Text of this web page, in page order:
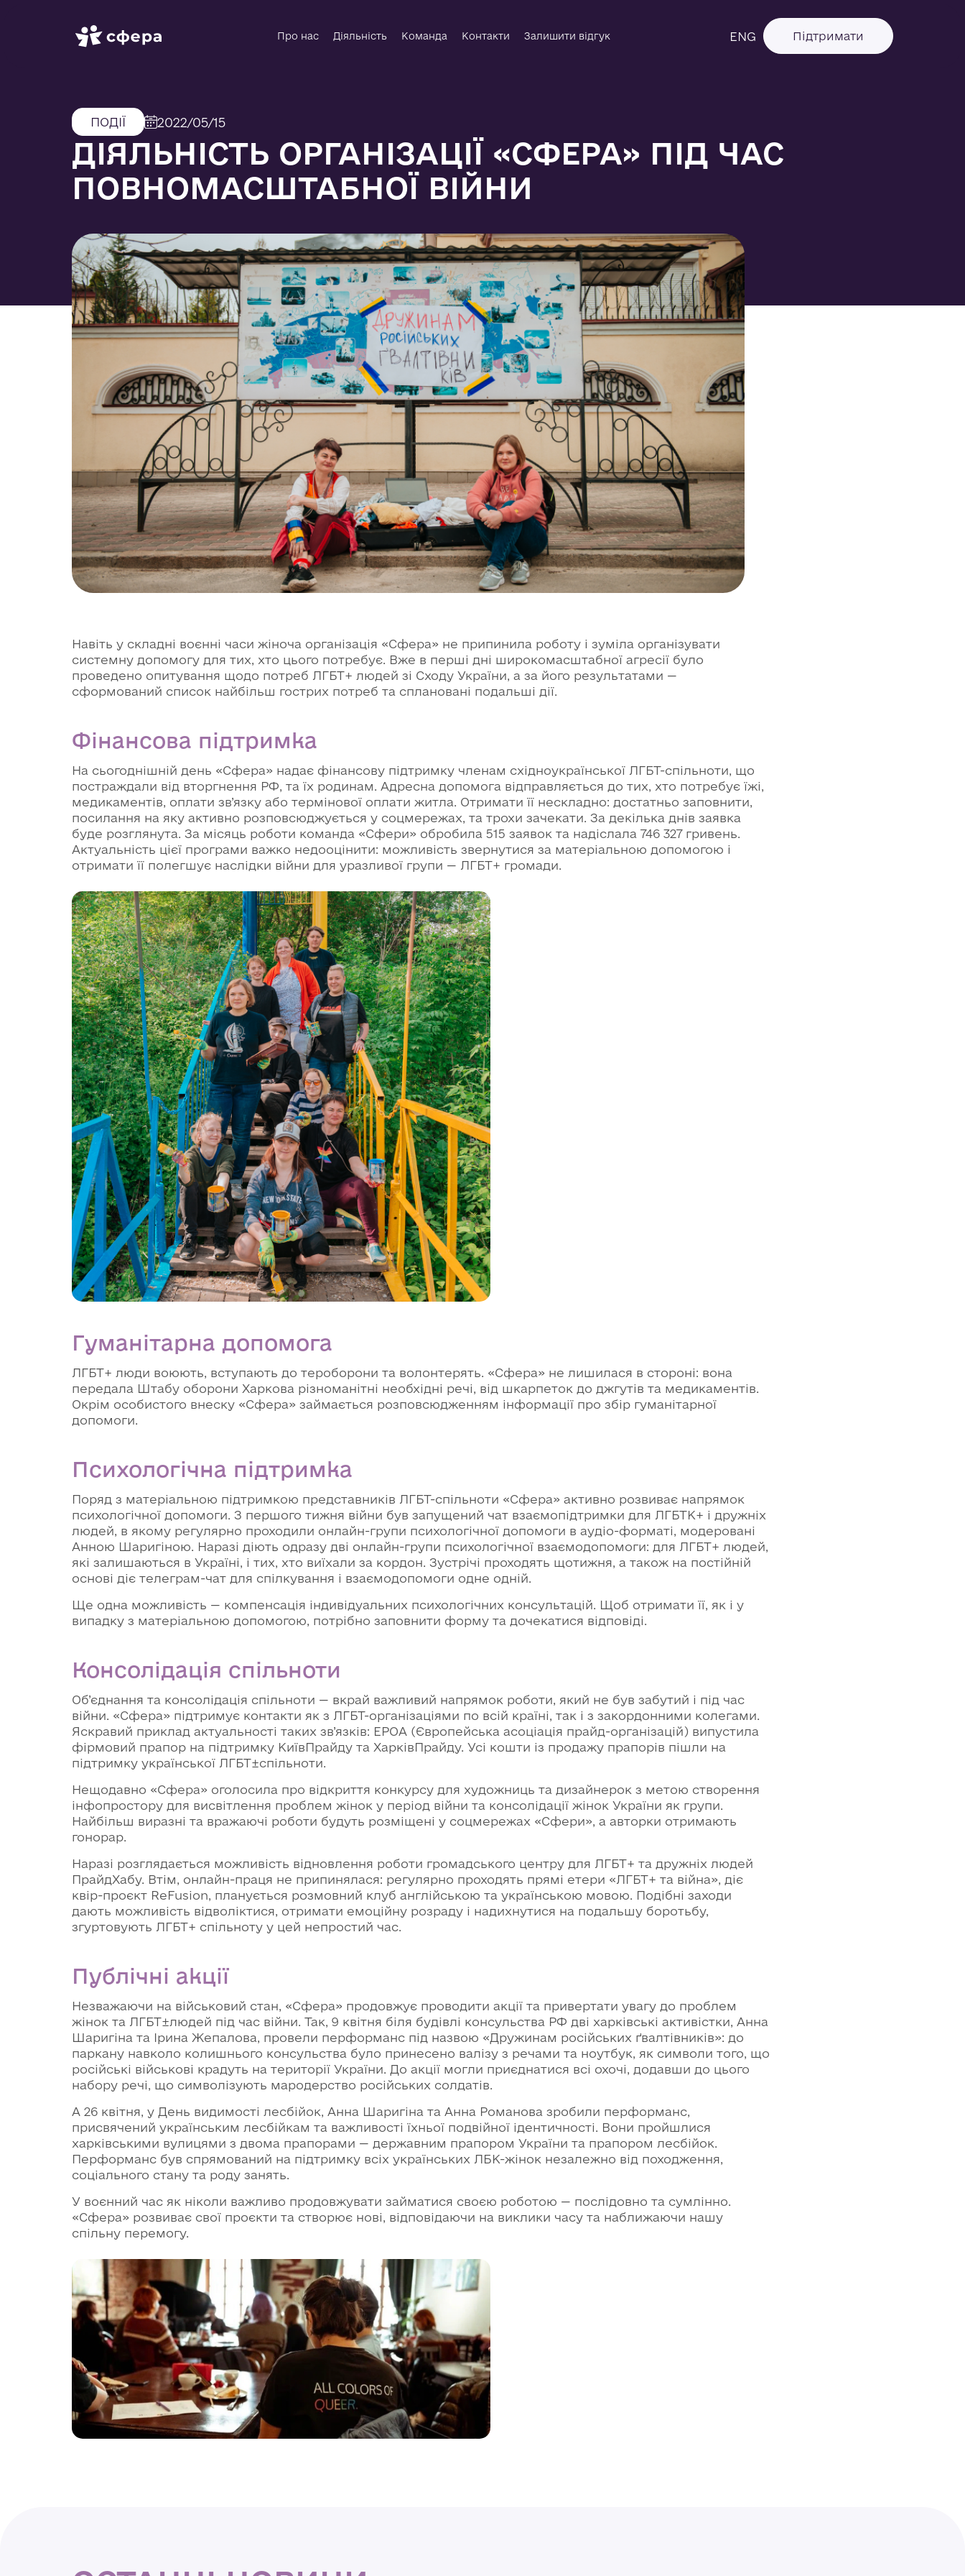
Про нас Діяльність Команда Контакти Залишити відгук ENG Підтримати
ПОДІЇ 2022/05/15
ДІЯЛЬНІСТЬ ОРГАНІЗАЦІЇ «СФЕРА» ПІД ЧАС
ПОВНОМАСШТАБНОЇ ВІЙНИ
Навіть у складні воєнні часи жіноча організація «Сфера» не припинила роботу і зуміла організувати
системну допомогу для тих, хто цього потребує. Вже в перші дні широкомасштабної агресії було
проведено опитування щодо потреб ЛГБТ+ людей зі Сходу України, а за його результатами —
сформований список найбільш гострих потреб та сплановані подальші дії.
Фінансова підтримка
На сьогоднішній день «Сфера» надає фінансову підтримку членам східноукраїнської ЛГБТ-спільноти, що
постраждали від вторгнення РФ, та їх родинам. Адресна допомога відправляється до тих, хто потребує їжі,
медикаментів, оплати зв’язку або термінової оплати житла. Отримати її нескладно: достатньо заповнити,
посилання на яку активно розповсюджується у соцмережах, та трохи зачекати. За декілька днів заявка
буде розглянута. За місяць роботи команда «Сфери» обробила 515 заявок та надіслала 746 327 гривень.
Актуальність цієї програми важко недооцінити: можливість звернутися за матеріальною допомогою і
отримати її полегшує наслідки війни для уразливої групи — ЛГБТ+ громади.
Гуманітарна допомога
ЛГБТ+ люди воюють, вступають до тероборони та волонтерять. «Сфера» не лишилася в стороні: вона
передала Штабу оборони Харкова різноманітні необхідні речі, від шкарпеток до джгутів та медикаментів.
Окрім особистого внеску «Сфера» займається розповсюдженням інформації про збір гуманітарної
допомоги.
Психологічна підтримка
Поряд з матеріальною підтримкою представників ЛГБТ-спільноти «Сфера» активно розвиває напрямок
психологічної допомоги. З першого тижня війни був запущений чат взаємопідтримки для ЛГБТК+ і дружніх
людей, в якому регулярно проходили онлайн-групи психологічної допомоги в аудіо-форматі, модеровані
Анною Шаригіною. Наразі діють одразу дві онлайн-групи психологічної взаємодопомоги: для ЛГБТ+ людей,
які залишаються в Україні, і тих, хто виїхали за кордон. Зустрічі проходять щотижня, а також на постійній
основі діє телеграм-чат для спілкування і взаємодопомоги одне одній.
Ще одна можливість — компенсація індивідуальних психологічних консультацій. Щоб отримати її, як і у
випадку з матеріальною допомогою, потрібно заповнити форму та дочекатися відповіді.
Консолідація спільноти
Об’єднання та консолідація спільноти — вкрай важливий напрямок роботи, який не був забутий і під час
війни. «Сфера» підтримує контакти як з ЛГБТ-організаціями по всій країні, так і з закордонними колегами.
Яскравий приклад актуальності таких зв’язків: EPOA (Європейська асоціація прайд-організацій) випустила
фірмовий прапор на підтримку КиївПрайду та ХарківПрайду. Усі кошти із продажу прапорів пішли на
підтримку української ЛГБТ±спільноти.
Нещодавно «Сфера» оголосила про відкриття конкурсу для художниць та дизайнерок з метою створення
інфопростору для висвітлення проблем жінок у період війни та консолідації жінок України як групи.
Найбільш виразні та вражаючі роботи будуть розміщені у соцмережах «Сфери», а авторки отримають
гонорар.
Наразі розглядається можливість відновлення роботи громадського центру для ЛГБТ+ та дружніх людей
ПрайдХабу. Втім, онлайн-праця не припинялася: регулярно проходять прямі етери «ЛГБТ+ та війна», діє
квір-проєкт ReFusion, планується розмовний клуб англійською та українською мовою. Подібні заходи
дають можливість відволіктися, отримати емоційну розраду і надихнутися на подальшу боротьбу,
згуртовують ЛГБТ+ спільноту у цей непростий час.
Публічні акції
Незважаючи на військовий стан, «Сфера» продовжує проводити акції та привертати увагу до проблем
жінок та ЛГБТ±людей під час війни. Так, 9 квітня біля будівлі консульства РФ дві харківські активістки, Анна
Шаригіна та Ірина Жепалова, провели перформанс під назвою «Дружинам російських ґвалтівників»: до
паркану навколо колишнього консульства було принесено валізу з речами та ноутбук, як символи того, що
російські військові крадуть на території України. До акції могли приєднатися всі охочі, додавши до цього
набору речі, що символізують мародерство російських солдатів.
А 26 квітня, у День видимості лесбійок, Анна Шаригіна та Анна Романова зробили перформанс,
присвячений українським лесбійкам та важливості їхньої подвійної ідентичності. Вони пройшлися
харківськими вулицями з двома прапорами — державним прапором України та прапором лесбійок.
Перформанс був спрямований на підтримку всіх українських ЛБК-жінок незалежно від походження,
соціального стану та роду занять.
У воєнний час як ніколи важливо продовжувати займатися своєю роботою — послідовно та сумлінно.
«Сфера» розвиває свої проєкти та створює нові, відповідаючи на виклики часу та наближаючи нашу
спільну перемогу.